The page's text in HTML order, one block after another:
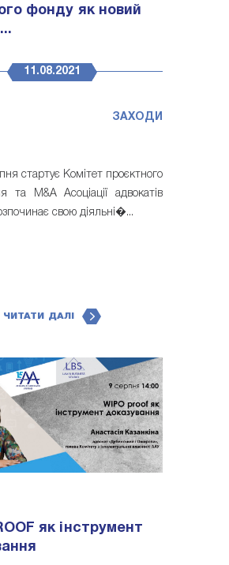
фонду як новий
11.08.2021
ЗАХОДИ
стартує Комітет проєктного
та M&A Асоціації адвокатів
свою діяльні�...
ЧИТАТИ ДАЛІ
як інструмент